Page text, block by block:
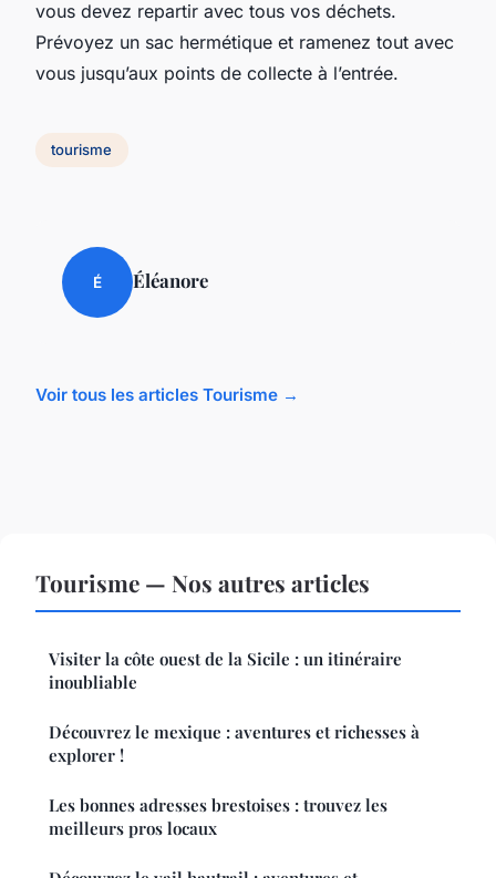
vous devez repartir avec tous vos déchets.
Prévoyez un sac hermétique et ramenez tout avec
vous jusqu’aux points de collecte à l’entrée.
tourisme
É Éléanore
Voir tous les articles Tourisme →
Tourisme — Nos autres articles
Visiter la côte ouest de la Sicile : un itinéraire
inoubliable
Découvrez le mexique : aventures et richesses à
explorer !
Les bonnes adresses brestoises : trouvez les
meilleurs pros locaux